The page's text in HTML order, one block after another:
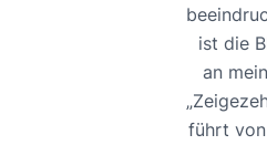
ist die
an
führt